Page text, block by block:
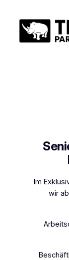
Inhalt
springen
Im
wir